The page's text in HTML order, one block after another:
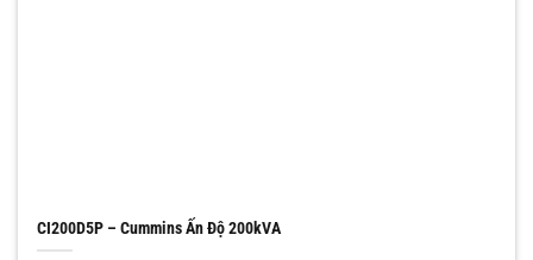
CI200D5P – Cummins Ấn Độ 200kVA